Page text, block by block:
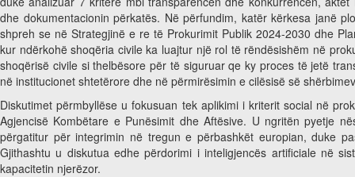
dhe dokumentacionin përkatës. Në përfundim, katër kërkesa janë
shpreh se në Strategjinë e re të Prokurimit Publik 2024-2030 dhe
kur ndërkohë shoqëria civile ka luajtur një rol të rëndësishëm në
shoqërisë civile si thelbësore për të siguruar qe ky proces të jetë
në institucionet shtetërore dhe në përmirësimin e cilësisë së
Diskutimet përmbyllëse u fokusuan tek aplikimi i kriterit social në
Agjencisë Kombëtare e Punësimit dhe Aftësive. U ngritën pyetje
përgatitur për integrimin në tregun e përbashkët europian, duke
Gjithashtu u diskutua edhe përdorimi i inteligjencës artificiale në
kapacitetin njerëzor.